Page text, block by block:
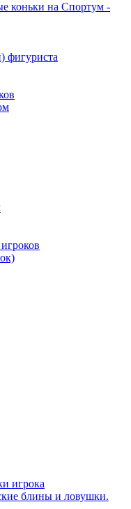
коньки на Спортум -
фигуриста
игрока
блины и ловушки.